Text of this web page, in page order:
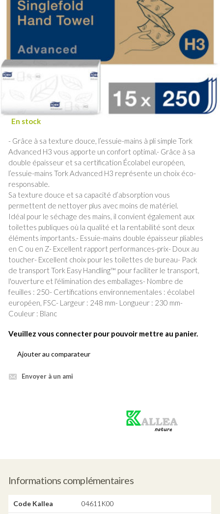
- Grâce à sa texture douce, l’essuie-mains à pli simple Tork
Advanced H3 vous apporte un confort optimal.- Grâce à sa
double épaisseur et sa certification Écolabel européen,
l’essuie-mains Tork Advanced H3 représente un choix éco-
responsable.
Sa texture douce et sa capacité d’absorption vous
permettent de nettoyer plus avec moins de matériel.
Idéal pour le séchage des mains, il convient également aux
toilettes publiques où la qualité et la rentabilité sont deux
éléments importants.- Essuie-mains double épaisseur pliables
en C ou en Z- Excellent rapport performances-prix- Doux au
toucher- Excellent choix pour les toilettes de bureau- Pack
de transport Tork Easy Handling™ pour faciliter le transport,
l'ouverture et l'élimination des emballages- Nombre de
feuilles : 250- Certifications environnementales : écolabel
européen, FSC- Largeur : 248 mm- Longueur : 230 mm-
Couleur : Blanc
Veuillez vous connecter pour pouvoir mettre au panier.
Ajouter au comparateur
Envoyer à un ami
Informations complémentaires
Code Kallea 04611K00